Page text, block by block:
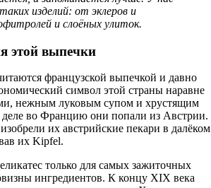
изделий: от эклеров и
и слоёных улиток.
этой выпечки
французской выпечкой и давно
символ этой страны наравне
нежным луковым супом и хрустящим
во Францию они попали из Австрии.
их австрийские пекари в далёком
их Kipfel.
только для самых зажиточных
ингредиентов. К концу XIX века